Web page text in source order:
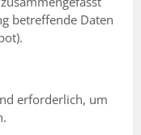
betreffende Daten
erforderlich, um